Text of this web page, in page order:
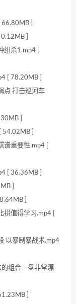
]
]
组杀1.mp4 [
[ 78.20MB ]
点 打击巡河车
]
]
谱重要性.mp4 [
[ 36.36MB ]
]
]
拼值得学习.mp4 [
以暴制暴战术.mp4
的组合一盘非常漂
]